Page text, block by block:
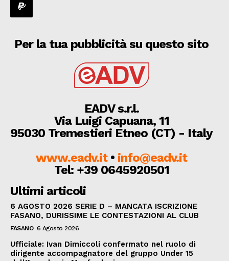
Per la tua pubblicità su questo sito
EADV s.r.l.
Via Luigi Capuana, 11
95030 Tremestieri Etneo (CT) - Italy
www.eadv.it• info@eadv.it
Tel: +39 0645920501
Ultimi articoli
6 AGOSTO 2026 SERIE D – MANCATA ISCRIZIONE
FASANO, DURISSIME LE CONTESTAZIONI AL CLUB
FASANO 6 Agosto 2026
Ufficiale: Ivan Dimiccoli confermato nel ruolo di
dirigente accompagnatore del gruppo Under 15